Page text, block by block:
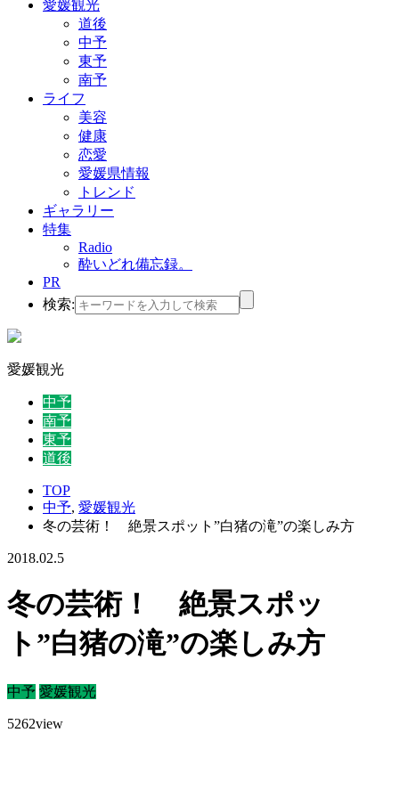
愛媛観光
道後
中予
東予
南予
ライフ
美容
健康
恋愛
愛媛県情報
トレンド
ギャラリー
特集
Radio
酔いどれ備忘録。
PR
検索:
愛媛観光
中予
南予
東予
道後
TOP
中予, 愛媛観光
冬の芸術！ 絶景スポット”白猪の滝”の楽しみ方
2018.02.5
冬の芸術！ 絶景スポッ
ト”白猪の滝”の楽しみ方
中予 愛媛観光
5262view